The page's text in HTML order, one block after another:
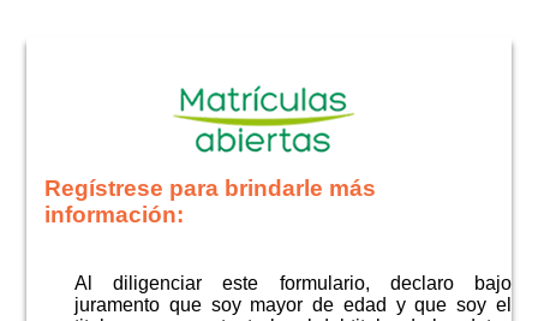
Regístrese para brindarle más
información:
Al diligenciar este formulario, declaro bajo
juramento que soy mayor de edad y que soy el